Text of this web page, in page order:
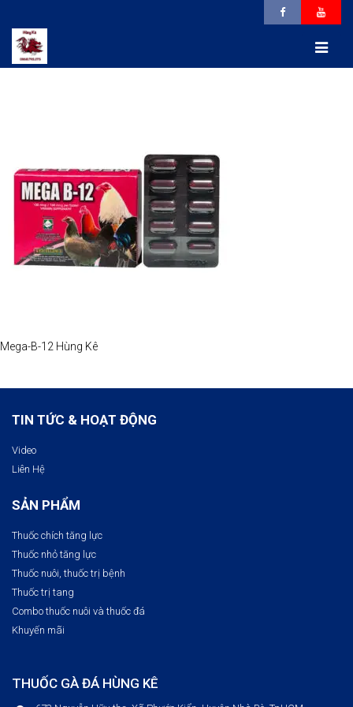
Mega-B-12 Hùng Kê
TIN TỨC & HOẠT ĐỘNG
Video
Liên Hệ
SẢN PHẨM
Thuốc chích tăng lực
Thuốc nhỏ tăng lực
Thuốc nuôi, thuốc trị bệnh​
Thuốc trị tang
Combo thuốc nuôi và thuốc đá
Khuyến mãi
THUỐC GÀ ĐÁ HÙNG KÊ